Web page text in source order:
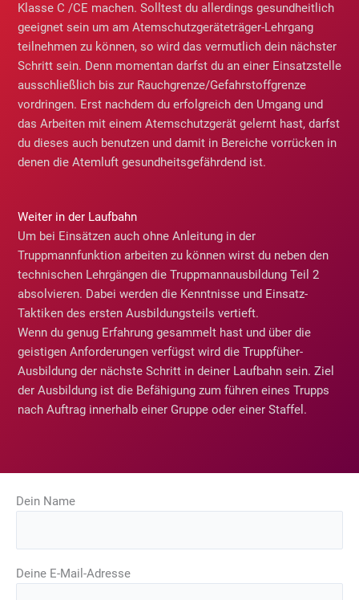
Klasse C /CE machen. Solltest du allerdings gesundheitlich
geeignet sein um am Atemschutzgeräteträger-Lehrgang
teilnehmen zu können, so wird das vermutlich dein nächster
Schritt sein. Denn momentan darfst du an einer Einsatzstelle
ausschließlich bis zur Rauchgrenze/Gefahrstoffgrenze
vordringen. Erst nachdem du erfolgreich den Umgang und
das Arbeiten mit einem Atemschutzgerät gelernt hast, darfst
du dieses auch benutzen und damit in Bereiche vorrücken in
denen die Atemluft gesundheitsgefährdend ist.
Weiter in der Laufbahn
Um bei Einsätzen auch ohne Anleitung in der
Truppmannfunktion arbeiten zu können wirst du neben den
technischen Lehrgängen die Truppmannausbildung Teil 2
absolvieren. Dabei werden die Kenntnisse und Einsatz-
Taktiken des ersten Ausbildungsteils vertieft.
Wenn du genug Erfahrung gesammelt hast und über die
geistigen Anforderungen verfügst wird die Truppfüher-
Ausbildung der nächste Schritt in deiner Laufbahn sein. Ziel
der Ausbildung ist die Befähigung zum führen eines Trupps
nach Auftrag innerhalb einer Gruppe oder einer Staffel.
Dein Name
Deine E-Mail-Adresse